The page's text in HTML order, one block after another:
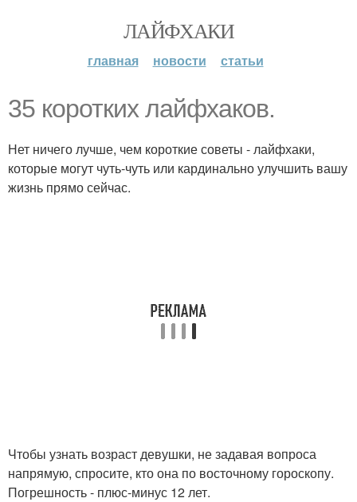
ЛАЙФХАКИ
главная новости статьи
35 коротких лайфхаков.
Нет ничего лучше, чем короткие советы - лайфхаки,
которые могут чуть-чуть или кардинально улучшить вашу
жизнь прямо сейчас.
Чтобы узнать возраст девушки, не задавая вопроса
напрямую, спросите, кто она по восточному гороскопу.
Погрешность - плюс-минус 12 лет.